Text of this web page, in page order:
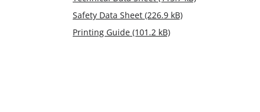
Safety Data Sheet (226.9 kB)
Printing Guide (101.2 kB)